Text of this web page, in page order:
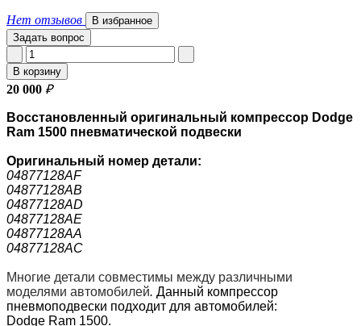
Нет отзывов
В избранное
Задать вопрос
В корзину
20 000 ₽
Восстановленный оригинальный компрессор Dodge
Ram 1500 пневматической подвески
Оригинальный номер детали:
04877128AF
04877128AB
04877128AD
04877128AE
04877128AA
04877128AC
Многие детали совместимы между различными
моделями автомобилей. Данный компрессор
пневмоподвески подходит для автомобилей:
Dodge Ram 1500.